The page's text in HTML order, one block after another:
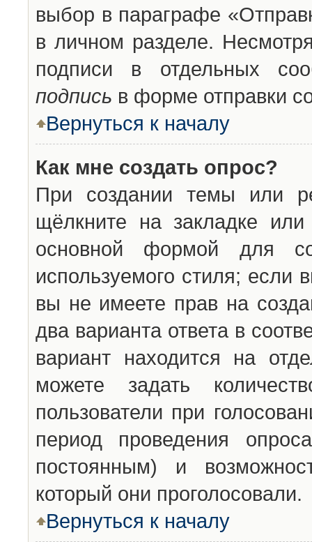
выбор в параграфе
в личном разделе.
подписи в отдельных
подпись в форме отправки
Вернуться к началу
Как мне создать опрос?
При создании темы или
щёлкните на закладке
основной формой для
используемого стиля; если
вы не имеете прав на
два варианта ответа в
вариант находится на
можете задать
пользователи при
период проведения
постоянным) и
который они проголосовали.
Вернуться к началу